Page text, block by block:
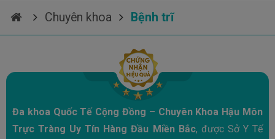
Chuyên khoa Bệnh trĩ
Đa khoa Quốc Tế Cộng Đồng – Chuyên Khoa Hậu Môn
Trực Tràng Uy Tín Hàng Đầu Miền Bắc, được Sở Y Tế